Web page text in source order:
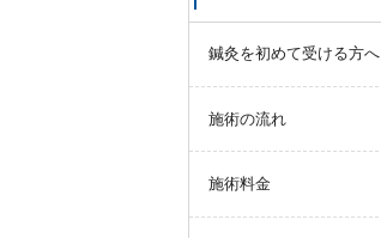
鍼灸を初めて受ける方へ
施術の流れ
施術料金